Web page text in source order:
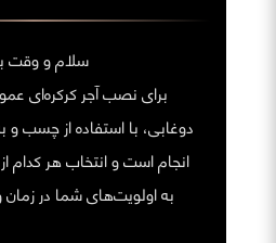
سلام و وقت
برای نصب آجر کرکره‌ای
دوغابی، با استفاده از
انجام است و انتخاب هر
به اولویت‌های شما در زمان